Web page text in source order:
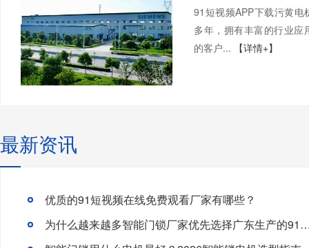
91短视频APP下载污黄电
多年，拥有丰富的行业应
的客户...
【详情+】
最新资讯
优质的91短视频在线免费观看厂家有哪些？
为什么越来越多智能门锁厂家优先选择